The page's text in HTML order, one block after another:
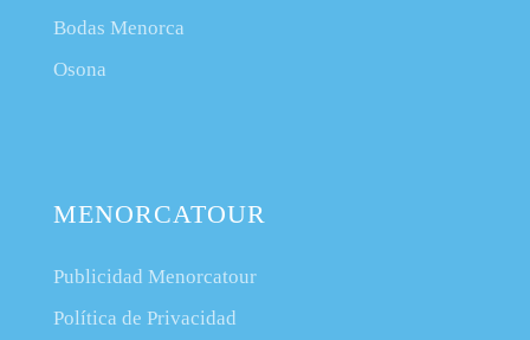
Bodas Menorca
Osona
MENORCATOUR
Publicidad Menorcatour
Política de Privacidad